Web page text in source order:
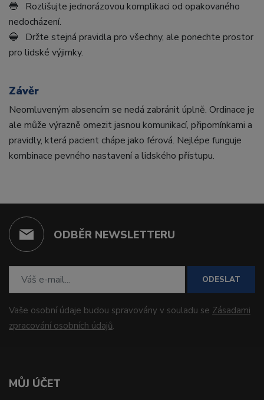
🔵 Rozlišujte jednorázovou komplikaci od opakovaného
nedocházení.
🔵 Držte stejná pravidla pro všechny, ale ponechte prostor
pro lidské výjimky.
Závěr
Neomluveným absencím se nedá zabránit úplně. Ordinace je
ale může výrazně omezit jasnou komunikací, připomínkami a
pravidly, která pacient chápe jako férová. Nejlépe funguje
kombinace pevného nastavení a lidského přístupu.
ODBĚR NEWSLETTERU
ODESLAT
Vaše osobní údaje budou spravovány v souladu se Zásadami
zpracování osobních údajů.
MŮJ ÚČET